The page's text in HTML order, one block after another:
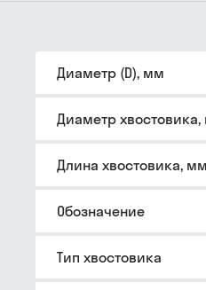
Диаметр (D), мм
Диаметр
Длина хвостовика, мм
Обозначение
Тип хвостовика